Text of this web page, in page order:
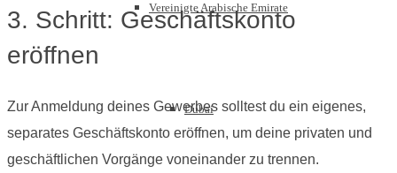
Vereinigte Arabische Emirate
Dubai
3. Schritt: Geschäftskonto
eröffnen
Zur Anmeldung deines Gewerbes solltest du ein eigenes,
separates Geschäftskonto eröffnen, um deine privaten und
geschäftlichen Vorgänge voneinander zu trennen.